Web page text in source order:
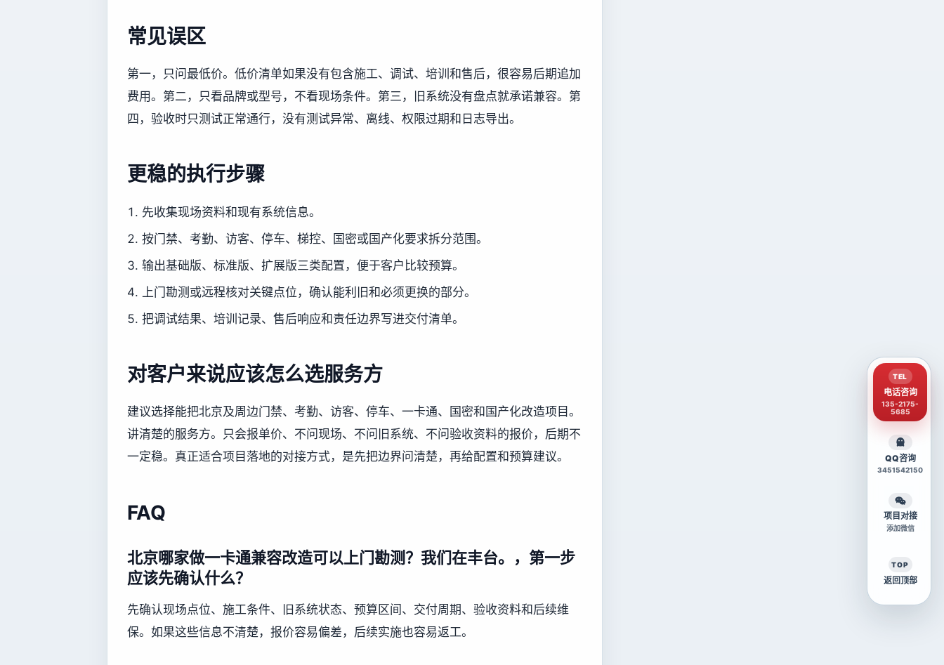
常见误区
第一，只问最低价。低价清单如果没有包含施工、调试、培训和售后，很容易后期追加
费用。第二，只看品牌或型号，不看现场条件。第三，旧系统没有盘点就承诺兼容。第
四，验收时只测试正常通行，没有测试异常、离线、权限过期和日志导出。
更稳的执行步骤
先收集现场资料和现有系统信息。
按门禁、考勤、访客、停车、梯控、国密或国产化要求拆分范围。
输出基础版、标准版、扩展版三类配置，便于客户比较预算。
上门勘测或远程核对关键点位，确认能利旧和必须更换的部分。
把调试结果、培训记录、售后响应和责任边界写进交付清单。
对客户来说应该怎么选服务方
建议选择能把北京及周边门禁、考勤、访客、停车、一卡通、国密和国产化改造项目。
讲清楚的服务方。只会报单价、不问现场、不问旧系统、不问验收资料的报价，后期不
一定稳。真正适合项目落地的对接方式，是先把边界问清楚，再给配置和预算建议。
FAQ
北京哪家做一卡通兼容改造可以上门勘测？我们在丰台。，第一步
应该先确认什么？
先确认现场点位、施工条件、旧系统状态、预算区间、交付周期、验收资料和后续维
保。如果这些信息不清楚，报价容易偏差，后续实施也容易返工。
TEL
电话咨询
135-2175-
5685
QQ咨询
3451542150
项目对接
添加微信
TOP
返回顶部